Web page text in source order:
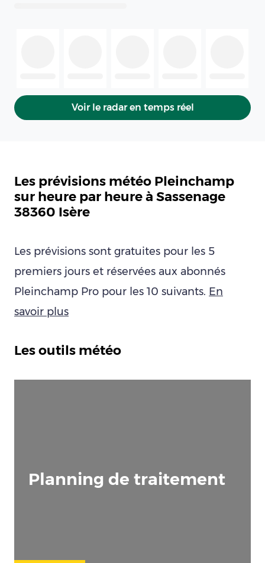
Voir le radar en temps réel
Les prévisions météo Pleinchamp
sur heure par heure à Sassenage
38360 Isère
Les prévisions sont gratuites pour les 5
premiers jours et réservées aux abonnés
Pleinchamp Pro pour les 10 suivants. En
savoir plus
Les outils météo
Planning de traitement